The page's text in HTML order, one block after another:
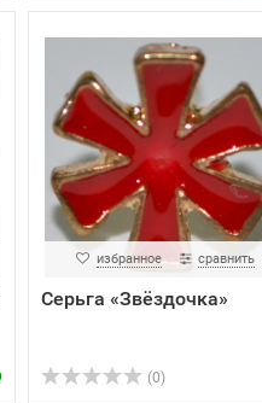
избранное сравнить
Серьга «Звёздочка»
(0)